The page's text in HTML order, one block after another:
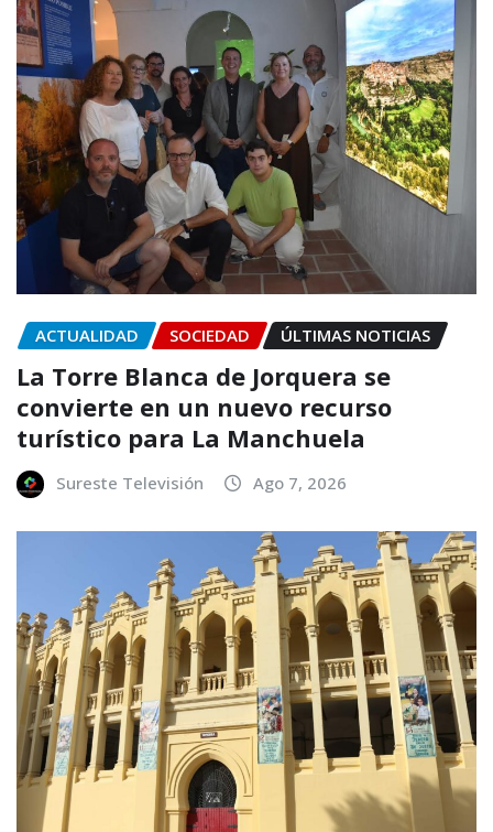
ACTUALIDAD SOCIEDAD ÚLTIMAS NOTICIAS
La Torre Blanca de Jorquera se
convierte en un nuevo recurso
turístico para La Manchuela
Sureste Televisión Ago 7, 2026